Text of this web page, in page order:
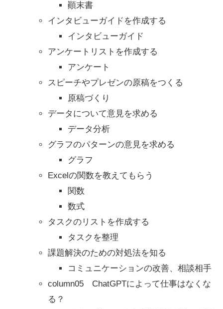
顚末書
インタビューガイドを作成する
インタビューガイド
アンケートリストを作成する
アンケート
スピーチやプレゼンの原稿をつくる
原稿づくり
データについて意見を求める
データ分析
グラフのパターンの意見を求める
グラフ
Excelの関数を教えてもらう
関数
数式
タスクのリストを作成する
タスクを整理
課題解決のための対処法を知る
コミュニケーションの改善、相談相手
column05 ChatGPTによって仕事はなくな
る？